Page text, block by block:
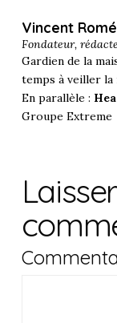
Vincent
Fondateur,
Gardien de la
temps à veiller la
En parallèle :
Groupe Extreme